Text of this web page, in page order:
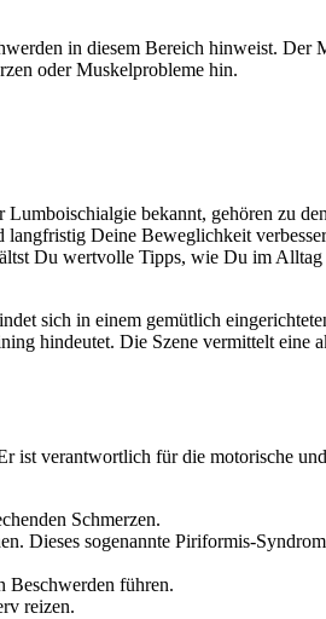
bekannt, gehören zu
Deine Beweglichkeit
Du wertvolle Tipps, wie Du im
verantwortlich für die motorische
Schmerzen.
Dieses sogenannte Piriformis-
Beschwerden führen.
reizen.